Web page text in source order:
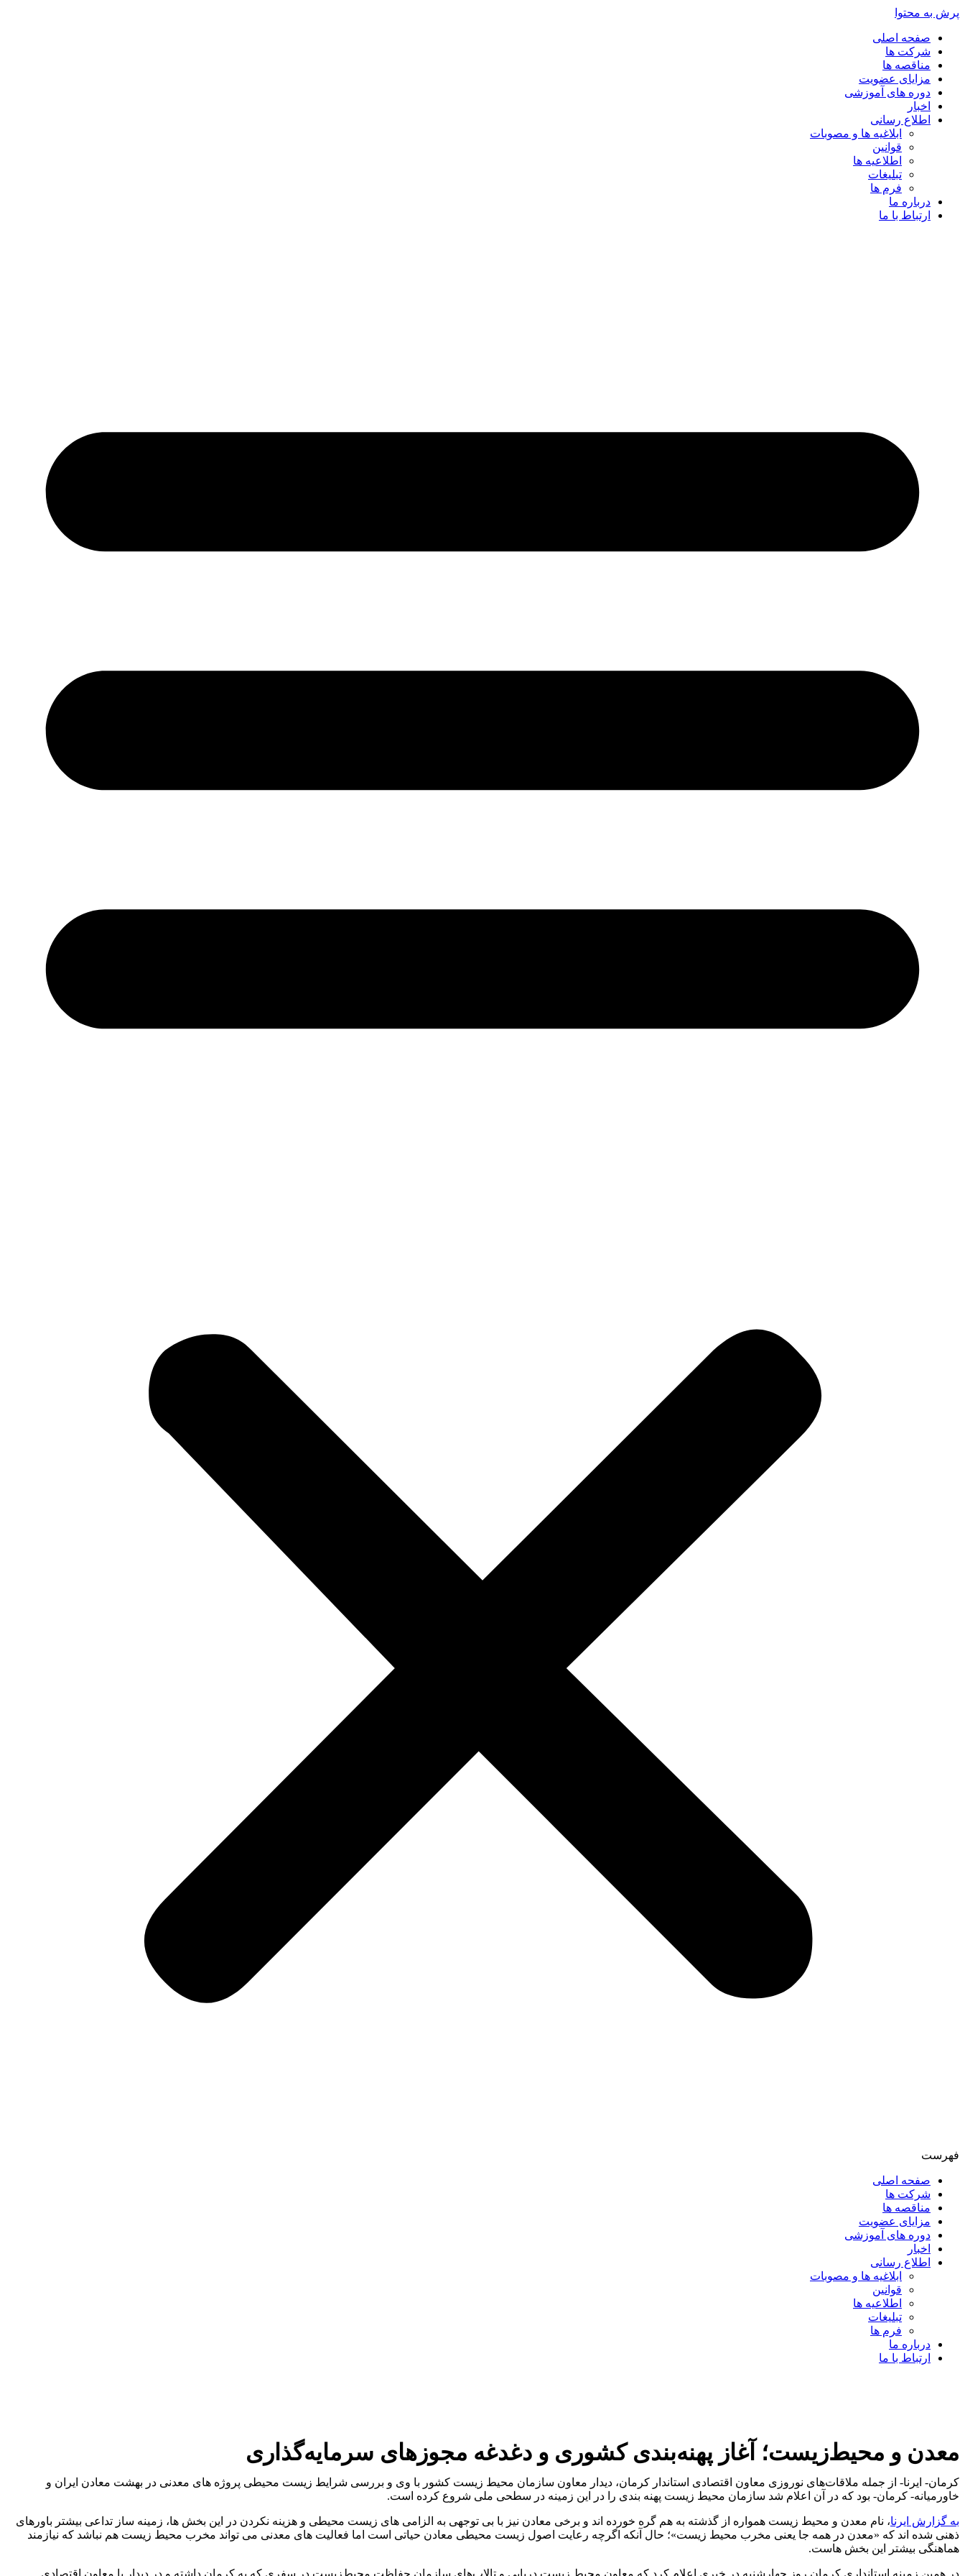
پرش به محتوا
صفحه اصلی
شرکت ها
مناقصه ها
مزایای عضویت
دوره های آموزشی
اخبار
اطلاع رسانی
ابلاغیه ها و مصوبات
قوانین
اطلاعیه ها
تبلیغات
فرم ها
درباره ما
ارتباط با ما
فهرست
صفحه اصلی
شرکت ها
مناقصه ها
مزایای عضویت
دوره های آموزشی
اخبار
اطلاع رسانی
ابلاغیه ها و مصوبات
قوانین
اطلاعیه ها
تبلیغات
فرم ها
درباره ما
ارتباط با ما
معدن و محیط‌زیست؛ آغاز پهنه‌بندی کشوری و دغدغه مجوزهای سرمایه‌گذاری
کرمان- ایرنا- از جمله ملاقات‌های نوروزی معاون اقتصادی استاندار کرمان، دیدار معاون سازمان محیط زیست کشور با وی و بررسی شرایط زیست محیطی پروژه های معدنی در بهشت معادن ایران و
خاورمیانه- کرمان- بود که در آن اعلام شد سازمان محیط زیست پهنه بندی را در این زمینه در سطحی ملی شروع کرده است.
به گزارش ایرنا، نام معدن و محیط زیست همواره از گذشته به هم گره خورده اند و برخی معادن نیز با بی توجهی به الزامی های زیست محیطی و هزینه نکردن در این بخش ها، زمینه ساز تداعی بیشتر باورهای
ذهنی شده اند که «معدن در همه جا یعنی مخرب محیط زیست»؛ حال آنکه اگرچه رعایت اصول زیست محیطی معادن حیاتی است اما فعالیت های معدنی می تواند مخرب محیط زیست هم نباشد که نیازمند
هماهنگی بیشتر این بخش هاست.
در همین زمینه استانداری کرمان روز چهارشنبه در خبری اعلام کرد که معاون محیط زیست دریایی و تالاب‌های سازمان حفاظت محیط‌زیست در سفری که به کرمان داشته و در دیدار با معاون اقتصادی